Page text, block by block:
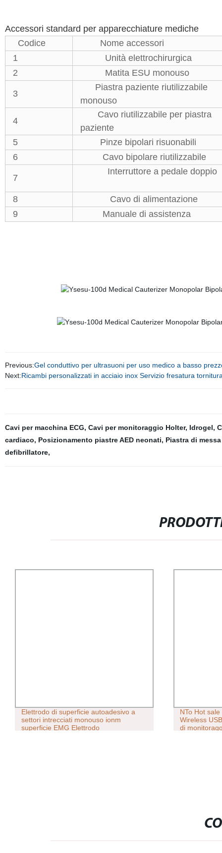
Accessori standard per apparecchiature mediche
Codice
Nome accessori
1
Unità elettrochirurgica
2
Matita ESU monouso
3
Piastra paziente riutilizzabile
monouso
4
Cavo riutilizzabile per piastra
paziente
5
Pinze bipolari risuonabili
6
Cavo bipolare riutilizzabile
7
Interruttore a pedale doppio
8
Cavo di alimentazione
9
Manuale di assistenza
Previous:Gel conduttivo per ultrasuoni per uso medico a basso
Next:Ricambi personalizzati in acciaio inox Servizio fresatura
Cavi per macchina ECG, Cavi per monitoraggio Holter, Idrogel,
cardiaco, Posizionamento piastre AED neonati, Piastra di
defibrillatore,
Elettrodo di superficie autoadesivo a
settori intrecciati monouso ionm
superficie EMG Elettrodo
NTo Hot
Wireless
di